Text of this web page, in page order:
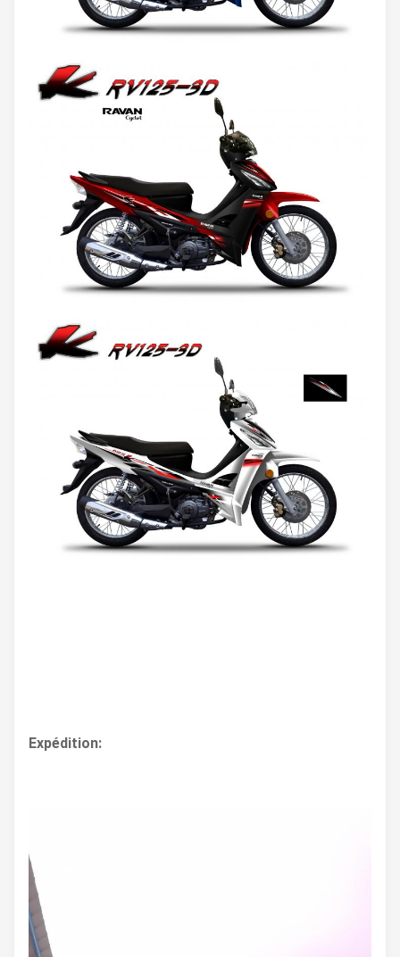
Expédition: